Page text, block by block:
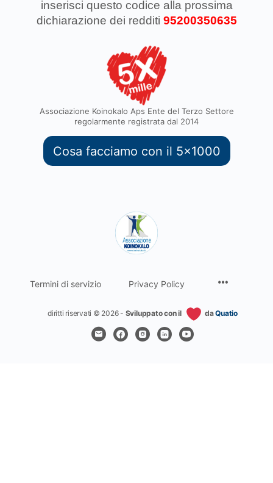
inserisci questo codice alla prossima
dichiarazione dei redditi 95200350635
Associazione Koinokalo Aps Ente del Terzo Settore
regolarmente registrata dal 2014
Cosa facciamo con il 5x1000
Termini di servizio Privacy Policy
diritti riservati © 2026 - Sviluppato con il daQuatio